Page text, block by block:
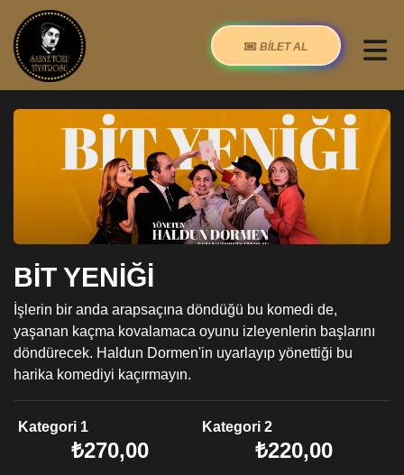
BİLET AL
BİT YENİĞİ
İşlerin bir anda arapsaçına döndüğü bu komedi de,
yaşanan kaçma kovalamaca oyunu izleyenlerin başlarını
döndürecek. Haldun Dormen'in uyarlayıp yönettiği bu
harika komediyi kaçırmayın.
Kategori 1
₺270,00
Kategori 2
₺220,00